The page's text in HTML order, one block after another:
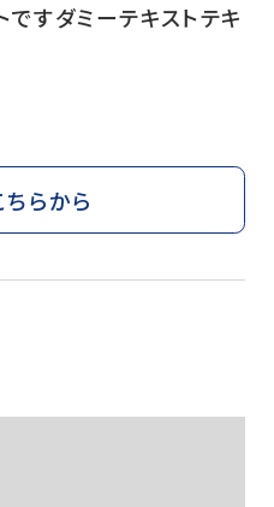
ですダミーテキストテキ
らから